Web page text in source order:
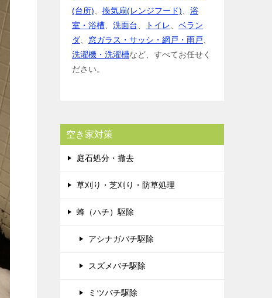
(台所)
換気扇(レンジフード)
浴
室・浴槽
洗面台 トイレ
ベラン
ダ
窓ガラス・サッシ・網戸・雨戸
洗濯機・洗濯槽など、すべてお任せく
ださい。
空き家対策
庭石処分・撤去
草刈り・芝刈り・防草処理
蜂（ハチ）駆除
アシナガバチ駆除
スズメバチ駆除
ミツバチ駆除